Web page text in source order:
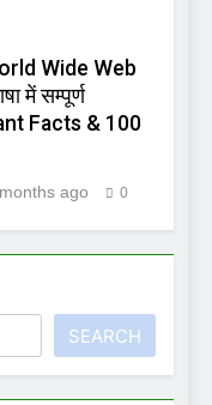
Wide Web
में सम्पूर्ण
Facts & 100
ago 0
SEARCH